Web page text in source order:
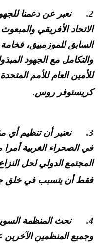
2. نعبر عن دعمنا
الاتحاد الأفريقي
السابق للموزمبيق،
والتكامل مع الجهود
للأمين العام للأمم
كريستوفر روس.
3. نعتبر أن تنظيم أي
في الصحراء الغربية أمرا
المجتمع الدولي لحل
فقط أن يتسبب في خلق
4. نحث المنظمة
وجميع المنظمين الآخرين